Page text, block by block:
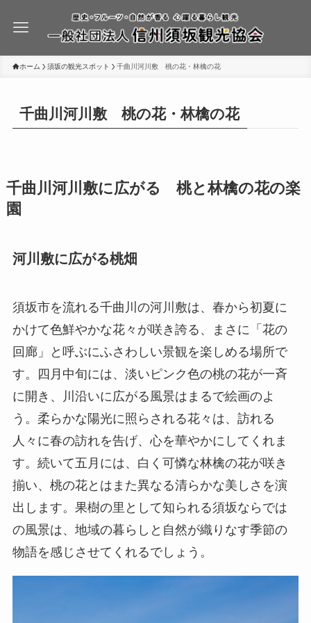
ホーム 須坂の観光スポット 千曲川河川敷 桃の花・林檎の花
千曲川河川敷 桃の花・林檎の花
千曲川河川敷に広がる 桃と林檎の花の楽
園
河川敷に広がる桃畑
須坂市を流れる千曲川の河川敷は、春から初夏に
かけて色鮮やかな花々が咲き誇る、まさに「花の
回廊」と呼ぶにふさわしい景観を楽しめる場所で
す。四月中旬には、淡いピンク色の桃の花が一斉
に開き、川沿いに広がる風景はまるで絵画のよ
う。柔らかな陽光に照らされる花々は、訪れる
人々に春の訪れを告げ、心を華やかにしてくれま
す。続いて五月には、白く可憐な林檎の花が咲き
揃い、桃の花とはまた異なる清らかな美しさを演
出します。果樹の里として知られる須坂ならでは
の風景は、地域の暮らしと自然が織りなす季節の
物語を感じさせてくれるでしょう。